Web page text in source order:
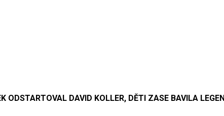
ODSTARTOVAL DAVID KOLLER, DĚTI ZASE BAVILA